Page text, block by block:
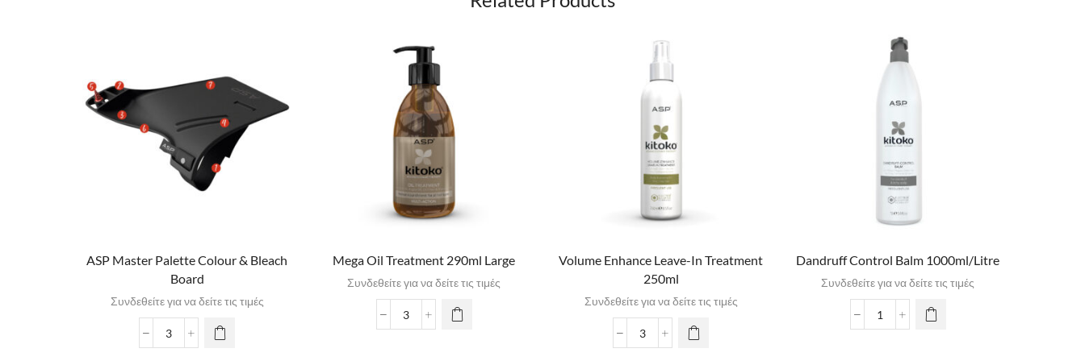
ASP Master Palette Colour & Bleach
Board
Συνδεθείτε για να δείτε τις τιμές
Mega Oil Treatment 290ml Large
Συνδεθείτε για να δείτε τις τιμές
Volume Enhance Leave-In Treatment
250ml
Συνδεθείτε για να δείτε τις τιμές
Dandruff Control Balm 1000ml/Litre
Συνδεθείτε για να δείτε τις τιμές